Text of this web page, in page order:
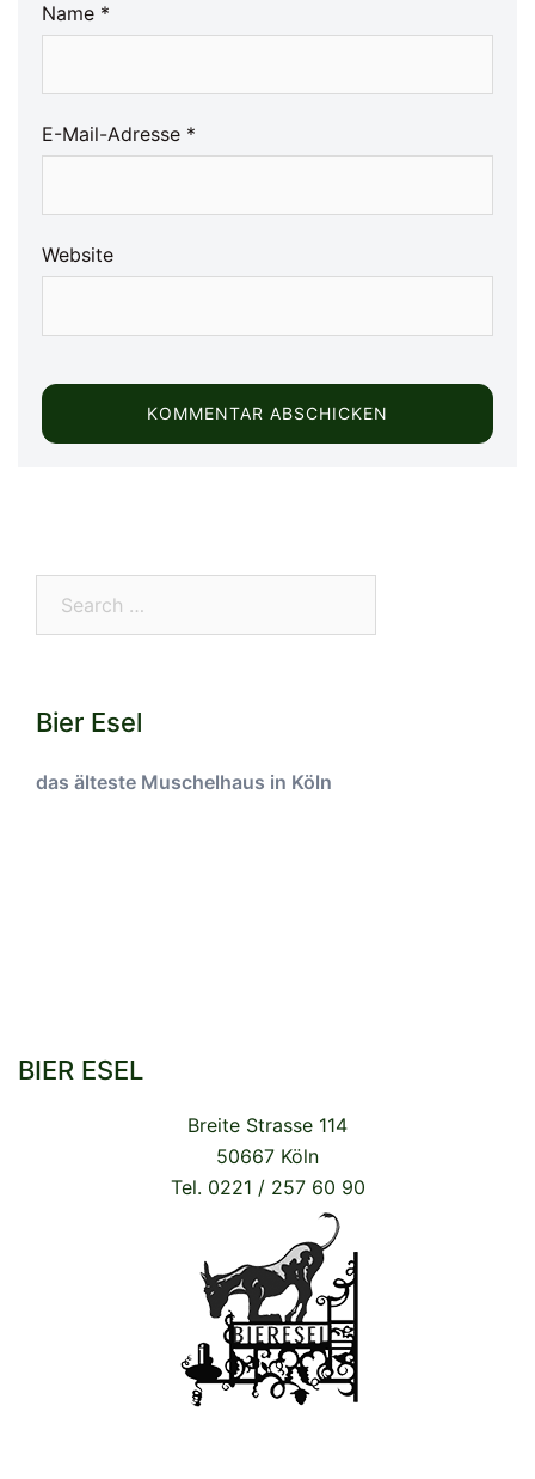
Name *
E-Mail-Adresse *
Website
Bier Esel
das älteste Muschelhaus in Köln
BIER ESEL
Breite Strasse 114
50667 Köln
Tel. 0221 / 257 60 90